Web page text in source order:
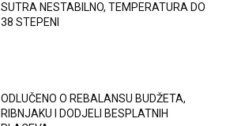
SUTRA NESTABILNO, TEMPERATURA DO
38 STEPENI
ODLUČENO O REBALANSU BUDŽETA,
RIBNJAKU I DODJELI BESPLATNIH